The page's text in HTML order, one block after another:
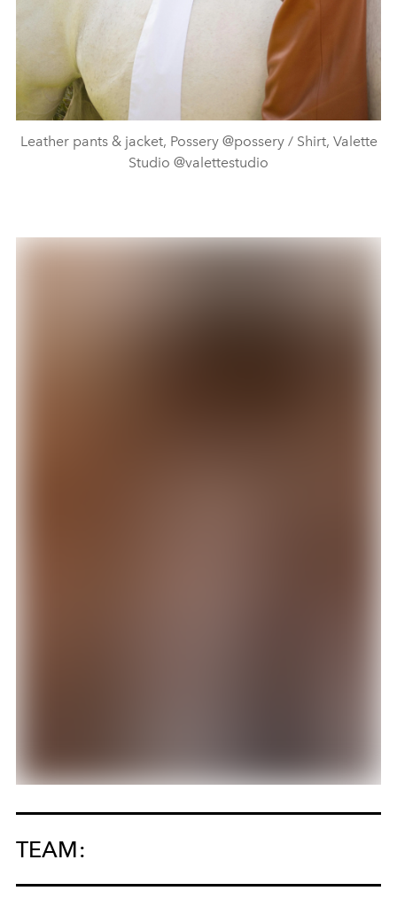
Leather pants & jacket, Possery @possery / Shirt, Valette
Studio @valettestudio
TEAM: